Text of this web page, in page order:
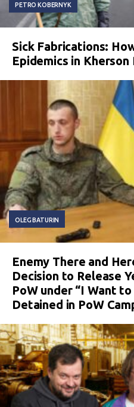
PETRO KOBERNYK
Sick Fabrications:
Epidemics in Kherson
OLEG BATURIN
Enemy There and
Decision to Release
PoW under “I Want
Detained in PoW